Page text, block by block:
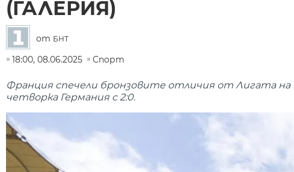
(ГАЛЕРИЯ)
от БНТ
18:00, 08.06.2025
Спорт
Франция спечели бронзовите отличия от Лигата
четворка Германия с 2:0.